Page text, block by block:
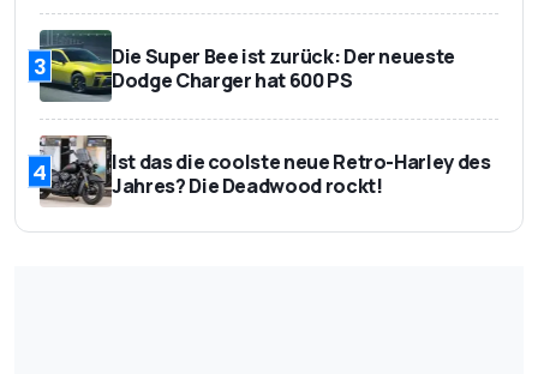
3
Die Super Bee ist zurück: Der neueste
Dodge Charger hat 600 PS
4
Ist das die coolste neue Retro-Harley des
Jahres? Die Deadwood rockt!